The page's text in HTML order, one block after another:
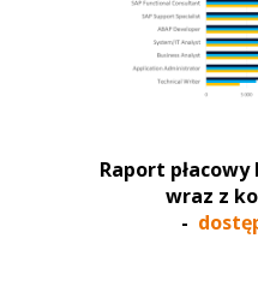
Raport
wraz z
-